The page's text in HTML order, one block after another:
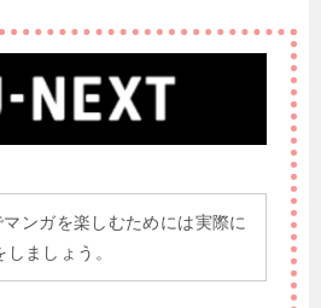
ンガを楽しむためには実際に
ましょう。